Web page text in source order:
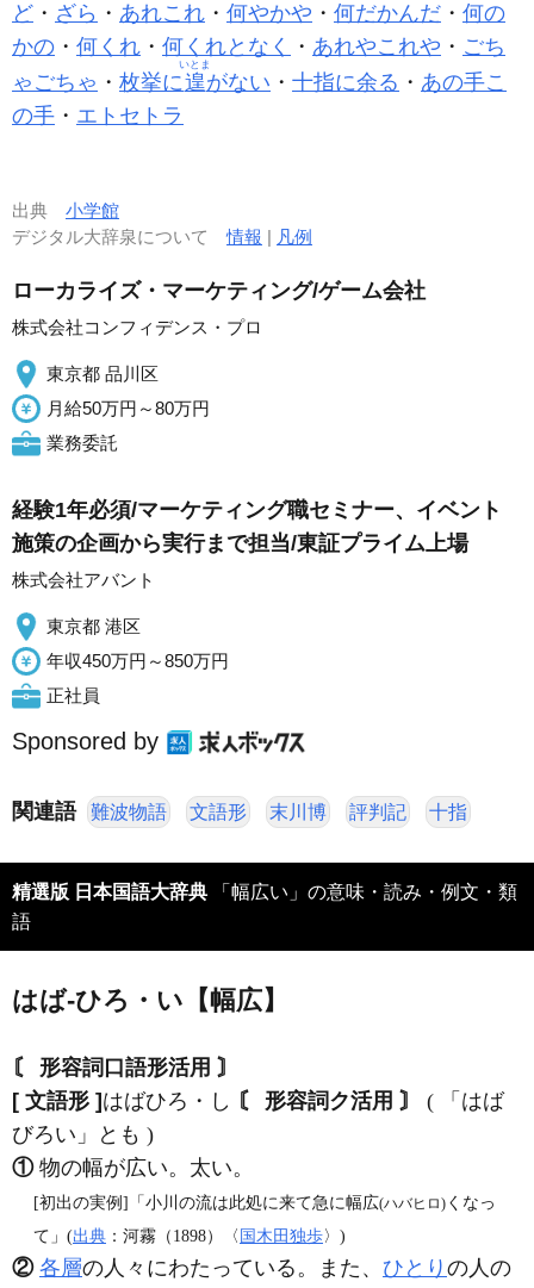
ど ・ ざら ・ あれこれ ・ 何やかや ・ 何だかんだ ・ 何の
かの ・ 何くれ ・ 何くれとなく ・ あれやこれや ・ ごち
ゃごちゃ ・ 枚挙に遑
いとま
がない ・ 十指に余る ・ あの手こ
の手 ・ エトセトラ
出典 小学館
デジタル大辞泉について情報 | 凡例
ローカライズ・マーケティング/ゲーム会社
株式会社コンフィデンス・プロ
東京都 品川区
月給50万円～80万円
業務委託
経験1年必須/マーケティング職セミナー、イベント
施策の企画から実行まで担当/東証プライム上場
株式会社アバント
東京都 港区
年収450万円～850万円
正社員
Sponsored by
関連語 難波物語 文語形 末川博 評判記 十指
精選版 日本国語大辞典
語
はば‐ひろ・い【幅広】
〘 形容詞口語形活用 〙
[ 文語形 ] はばひろ・し 〘 形容詞ク活用 〙
( 「はば
びろい」とも )
①物の幅が広い。太い。
[初出の実例]「小川の流は此処に来て急に幅広(ハバヒロ) くなっ
て」(出典 ：河霧（1898）〈 国木田独歩〉)
② 各層の人々にわたっている。また、 ひとり の人の